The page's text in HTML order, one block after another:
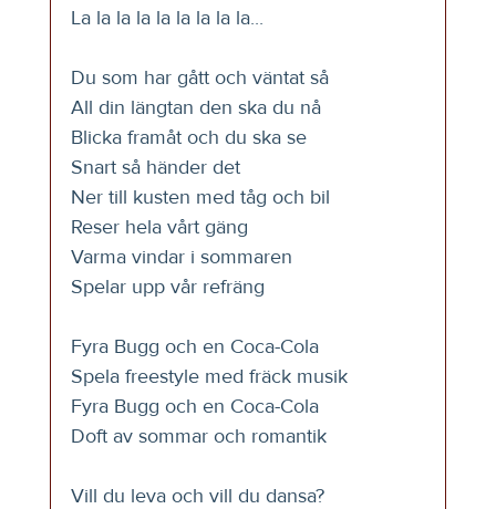
La la la la la la la la la...
Du som har gått och väntat så
All din längtan den ska du nå
Blicka framåt och du ska se
Snart så händer det
Ner till kusten med tåg och bil
Reser hela vårt gäng
Varma vindar i sommaren
Spelar upp vår refräng
Fyra Bugg och en Coca-Cola
Spela freestyle med fräck musik
Fyra Bugg och en Coca-Cola
Doft av sommar och romantik
Vill du leva och vill du dansa?